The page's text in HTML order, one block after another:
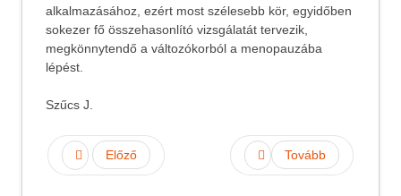
alkalmazásához, ezért most szélesebb kör, egyidőben
sokezer fő összehasonlító vizsgálatát tervezik,
megkönnytendő a változókorból a menopauzába
lépést.
Szűcs J.
Előző Tovább